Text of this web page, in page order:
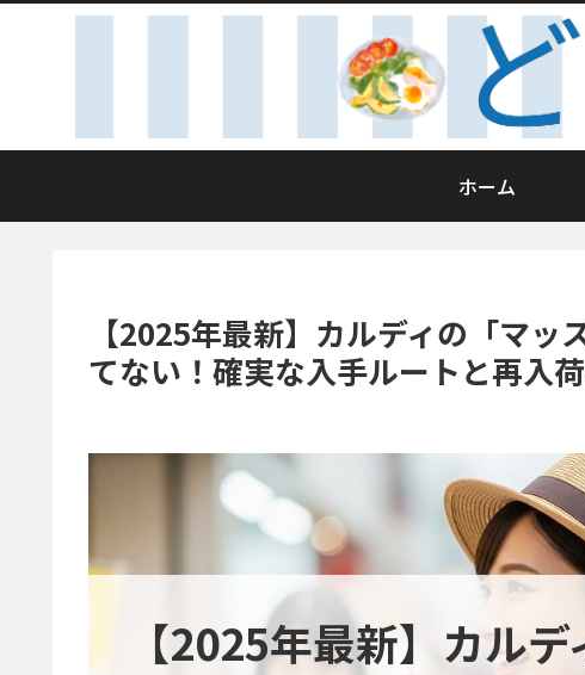
ホーム
【2025年最新】カルディの「マ
てない！確実な入手ルートと再入
【2025年最新】カル